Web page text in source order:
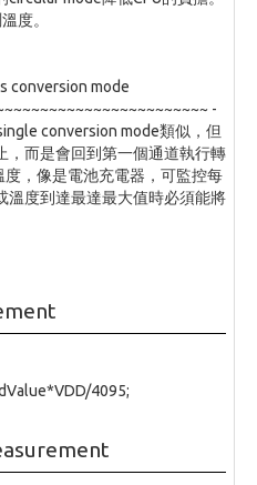
度。
conversion mode
-
conversion mode類似，但
，而是會回到第一個通道執行轉
，像是電池充電器，可監控每
溫度到達最達最大值時必須能將
4095;